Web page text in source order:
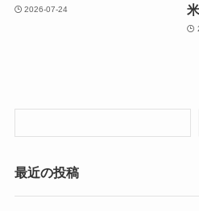
2026-07-24
最近の投稿